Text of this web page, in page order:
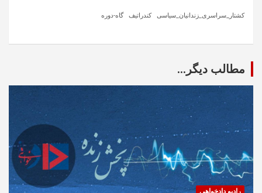
کشتار_سراسری_زندانیان_سیاسی کندراتیف گاه-دوره
مطالب دیگر...
رادیو دادخواهی